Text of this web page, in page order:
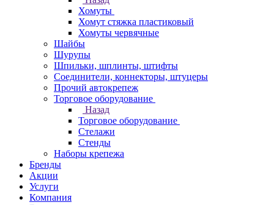
Хомуты
Хомут стяжка пластиковый
Хомуты червячные
Шайбы
Шурупы
Шпильки, шплинты, штифты
Соединители, коннекторы, штуцеры
Прочий автокрепеж
Торговое оборудование
Назад
Торговое оборудование
Стелажи
Стенды
Наборы крепежа
Бренды
Акции
Услуги
Компания